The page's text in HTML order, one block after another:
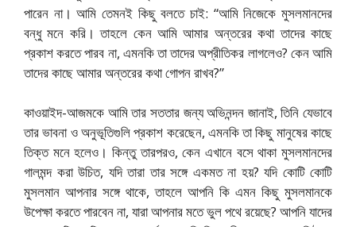
পারেন না। আমি তেমনই কিছু বলতে চাই: “আমি নিজেকে মুসলমানদের
বন্ধু মনে করি। তাহলে কেন আমি আমার অন্তরের কথা তাদের কাছে
প্রকাশ করতে পারব না, এমনকি তা তাদের অপ্রীতিকর লাগলেও? কেন আমি
তাদের কাছে আমার অন্তরের কথা গোপন রাখব?”
কাওয়াইদ-আজমকে আমি তার সততার জন্য অভিনন্দন জানাই, তিনি যেভাবে
তার ভাবনা ও অনুভূতিগুলি প্রকাশ করেছেন, এমনকি তা কিছু মানুষের কাছে
তিক্ত মনে হলেও। কিন্তু তারপরও, কেন এখানে বসে থাকা মুসলমানদের
গালমন্দ করা উচিত, যদি তারা তার সঙ্গে একমত না হয়? যদি কোটি কোটি
মুসলমান আপনার সঙ্গে থাকে, তাহলে আপনি কি এমন কিছু মুসলমানকে
উপেক্ষা করতে পারবেন না, যারা আপনার মতে ভুল পথে রয়েছে? আপনি যাদের